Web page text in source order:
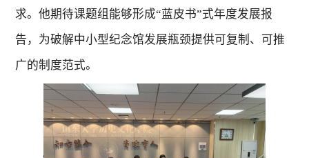
求。他期待课题组能够形成“蓝皮书”式年度发展报
告，为破解中小型纪念馆发展瓶颈提供可复制、可推
广的制度范式。